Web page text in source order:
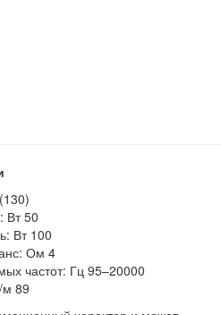
Вт 50
Вт 100
Ом 4
частот: Гц 95–20000
м 89